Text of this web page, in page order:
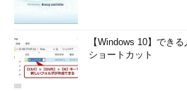
【Windows 10】でき
ショートカット